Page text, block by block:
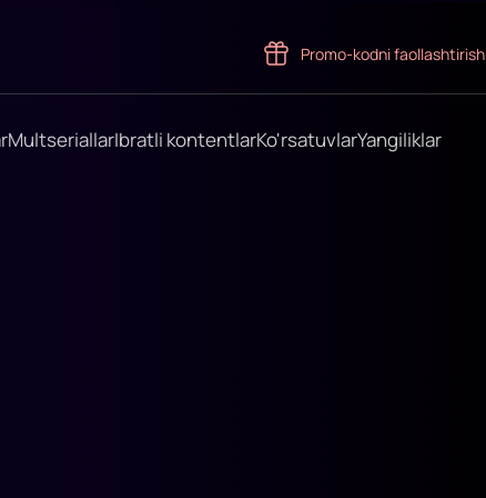
Promo-kodni faollashtirish
MultseriallarIbratli kontentlarKo'rsatuvlarYangiliklar